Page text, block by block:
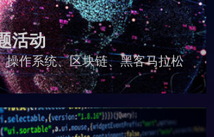
活动
操作系统、区块链、黑客马拉松